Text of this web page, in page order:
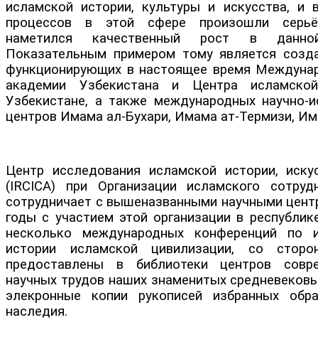
исламской истории, культуры и искусства, и
процессов в этой сфере произошли
наметился качественный рост в
Показательным примером тому является
функционирующих в настоящее время
академии Узбекистана и Центра
Узбекистане, а также международных научно-
центров Имама ал-Бухари, Имама ат-Термизи,
Центр исследования исламской истории,
(IRCICA) при Организации исламского
сотрудничает с вышеназванными научными
годы с участием этой организации в
несколько международных конференций по
истории исламской цивилизации, со
предоставлены в библиотеки центров
научных трудов наших знаменитых
элекронные копии рукописей избранных
наследия.